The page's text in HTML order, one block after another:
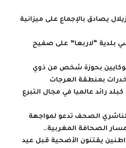
يصادق بالإجماع على ميزانية
بلدية “لاربعا” على صفيح
من الكوكايين بحوزة شخص من ذوي
بمنطقة العرجات
كبلد رائد عالميا في مجال التبرع
لناشري الصحف تدعو لمواجهة
الصحافة المغربية..
يقتنون الأضحية قبل عيد